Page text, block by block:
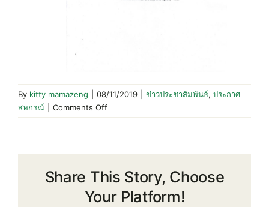
By kitty mamazeng 08/11/2019 ข่าวประชาสัมพันธ์, ประกาศ
สหกรณ์
Comments Offon
ประกาศ
การ
เลือก
ตั้ง
Share This Story, Choose
Your Platform!